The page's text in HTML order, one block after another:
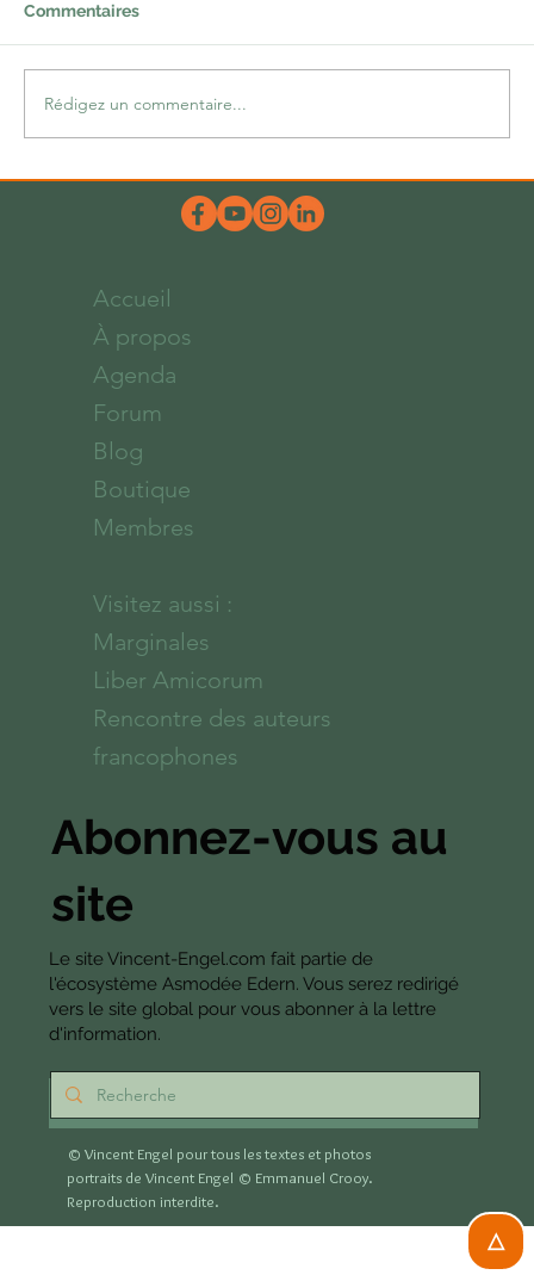
Une belle dose d’hum-ours
Commentaires
Rédigez un commentaire...
© Vincent Engel pour tous les textes et photos
portraits de Vincent Engel © Emmanuel Crooy.
Reproduction interdite.
Abonnez-vous au
site
Le site Vincent-Engel.com fait partie de
l'écosystème Asmodée Edern. Vous serez redirigé
vers le site global pour vous abonner à la lettre
d'information.
Accueil
À propos
Agenda
Forum
Blog
Boutique
Membres
Visitez aussi :
Marginales
Liber Amicorum
Rencontre des auteurs
francophones
△